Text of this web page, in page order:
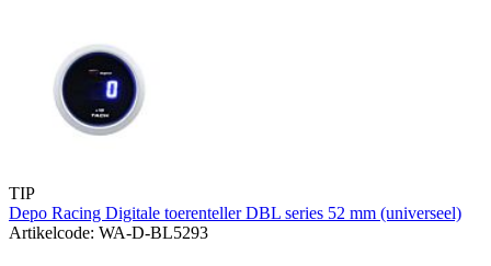
TIP
Depo Racing Digitale toerenteller DBL series 52 mm (universeel)
Artikelcode: WA-D-BL5293